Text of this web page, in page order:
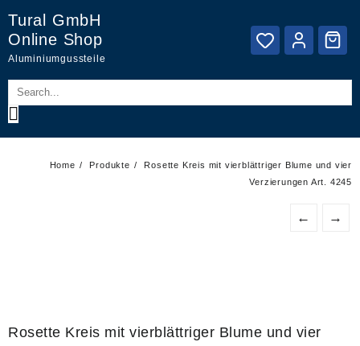
content
Tural GmbH
Online Shop
Aluminiumgussteile
Home Produkte
Rosette Kreis mit vierblättriger Blume und vier
Verzierungen Art. 4245
← →
Rosette Kreis mit vierblättriger Blume und vier